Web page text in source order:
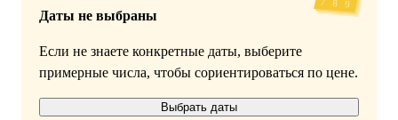
Даты не выбраны
Если не знаете конкретные даты, выберите
примерные числа, чтобы сориентироваться по цене.
Выбрать даты